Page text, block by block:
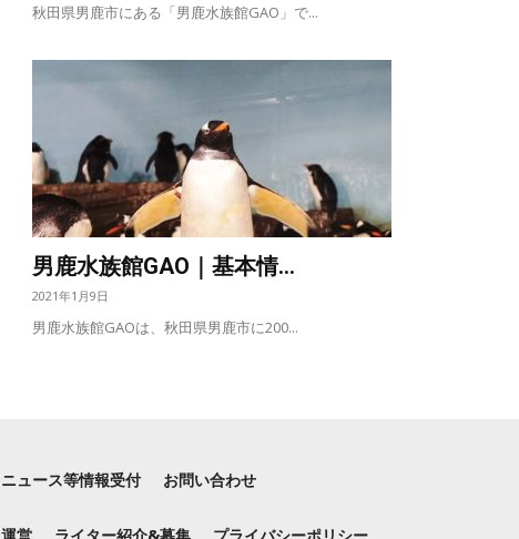
秋田県男鹿市にある「男鹿水族館GAO」で...
男鹿水族館GAO｜基本情...
2021年1月9日
男鹿水族館GAOは、秋田県男鹿市に200...
ニュース等情報受付 お問い合わせ
運営 ライター紹介&募集 プライバシーポリシー